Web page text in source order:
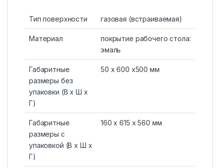
Тип поверхности газовая (встраиваемая)
Материал
покрытие рабочего стола:
эмаль
Габаритные
размеры без
упаковки (В х Ш х
Г)
50 х 600 х500 мм
Габаритные
размеры с
упаковкой (В х Ш х
Г)
160 х 615 х 560 мм